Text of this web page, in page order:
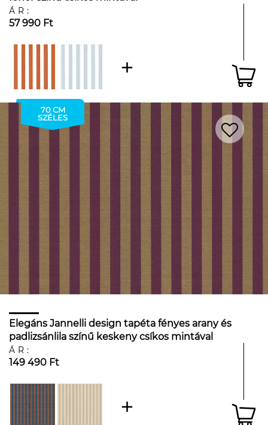
ÁR:
57 990 Ft
70 CM
SZÉLES
Elegáns Jannelli design tapéta fényes arany és
padlizsánlila színű keskeny csíkos mintával
ÁR:
149 490 Ft